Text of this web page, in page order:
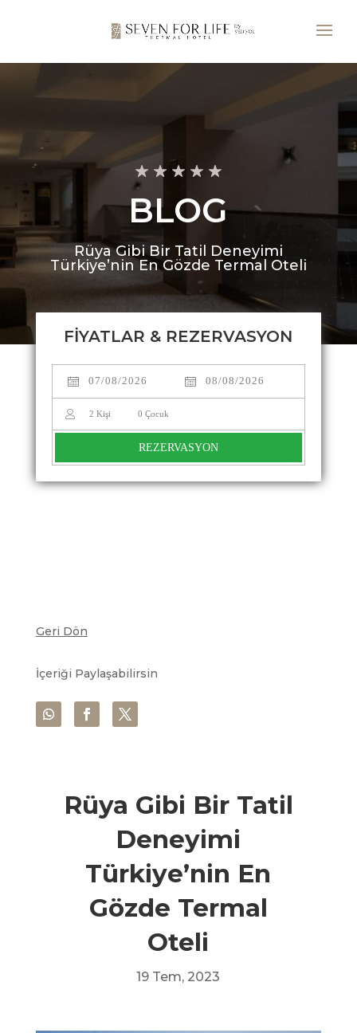
BLOG
Rüya Gibi Bir Tatil Deneyimi
Türkiye’nin En Gözde Termal Oteli
FİYATLAR & REZERVASYON
2 Kişi 0 Çocuk
REZERVASYON
Geri Dön
İçeriği Paylaşabilirsin
Rüya Gibi Bir Tatil
Deneyimi
Türkiye’nin En
Gözde Termal
Oteli
19 Tem, 2023